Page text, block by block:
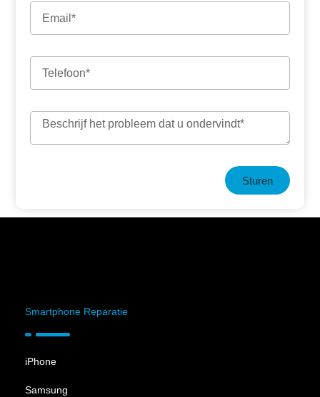
Sturen
Smartphone Reparatie
iPhone
Samsung